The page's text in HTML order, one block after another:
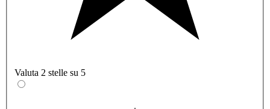
Valuta 2 stelle su 5